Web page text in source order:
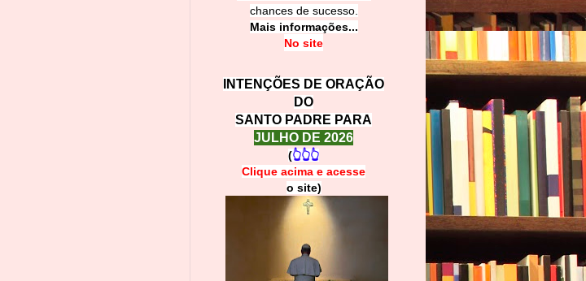
chances de sucesso.
Mais informações...
No site
INTENÇÕES DE ORAÇÃO
DO
SANTO PADRE PARA
JULHO DE 2026
(👆👆👆
Clique acima e acesse
o site)